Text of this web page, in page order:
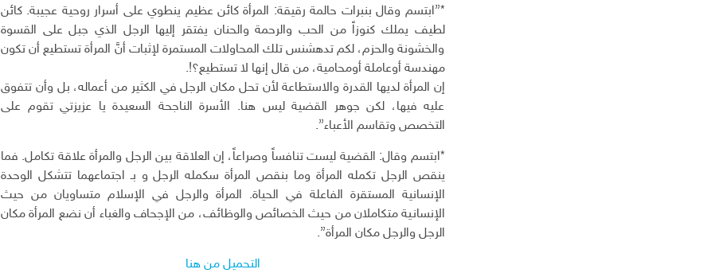
*”ابتسم وقال بنبرات حالمة رقيقة: المرأة كائن عظيم ينطوي على أسرار روحية عجيبة. كائن
لطيف يملك كنوزاً من الحب والرحمة والحنان يفتقر إليها الرجل الذي جبل على القسوة
والخشونة والحزم، لكم تدهشنس تلك المحاولات المستمرة لإثبات أنَّ المرأة تستطيع أن تكون
مهندسة أوعاملة أومحامية، من قال إنها لا تستطيع؟!.
إن المرأة لديها القدرة والاستطاعة لأن تحل مكان الرجل في الكثير من أعماله، بل وأن تتفوق
عليه فيها، لكن جوهر القضية ليس هنا. الأسرة الناجحة السعيدة يا عزيزتي تقوم على
التخصص وتقاسم الأعباء”.
*ابتسم وقال: القضية ليست تنافساً وصراعاً، إن العلاقة بين الرجل والمرأة علاقة تكامل. فما
ينقص الرجل تكمله المرأة وما بنقص المرأة سكمله الرجل و بـ اجتماعهما تتشكل الوحدة
الإنسانية المستقرة الفاعلة في الحياة. المرأة والرجل في الإسلام متساويان من حيث
الإنسانية متكاملان من حيث الخصائص والوظائف، من الإجحاف والغباء أن نضع المرأة مكان
الرجل والرجل مكان المرأة”.
التحميل من هنا